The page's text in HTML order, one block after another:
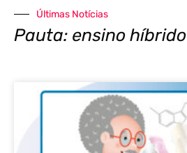
Últimas Notícias
Pauta: ensino híbrido